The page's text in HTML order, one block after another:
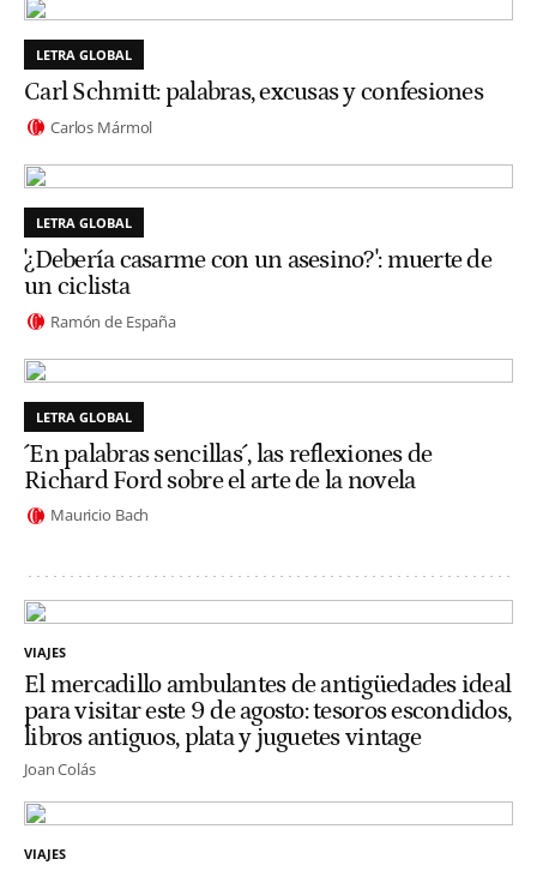
LETRA GLOBAL
Carl Schmitt: palabras, excusas y confesiones
Carlos Mármol
LETRA GLOBAL
'¿Debería casarme con un asesino?': muerte de
un ciclista
Ramón de España
LETRA GLOBAL
´En palabras sencillas´, las reflexiones de
Richard Ford sobre el arte de la novela
Mauricio Bach
VIAJES
El mercadillo ambulantes de antigüedades ideal
para visitar este 9 de agosto: tesoros escondidos,
libros antiguos, plata y juguetes vintage
Joan Colás
VIAJES